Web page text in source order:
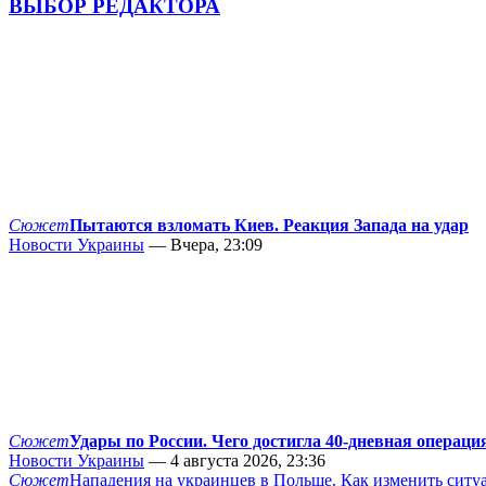
ВЫБОР РЕДАКТОРА
СюжетПытаются взломать Киев. Реакция Запада на удар
Новости Украины — Вчера, 23:09
СюжетУдары по России. Чего достигла 40-дневная
Новости Украины — 4 августа 2026, 23:36
СюжетНападения на украинцев в Польше. Как изменить